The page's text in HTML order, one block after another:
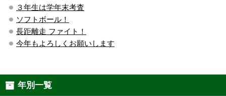
３年生は学年末考査
ソフトボール！
長距離走 ファイト！
今年もよろしくお願いします
年別一覧